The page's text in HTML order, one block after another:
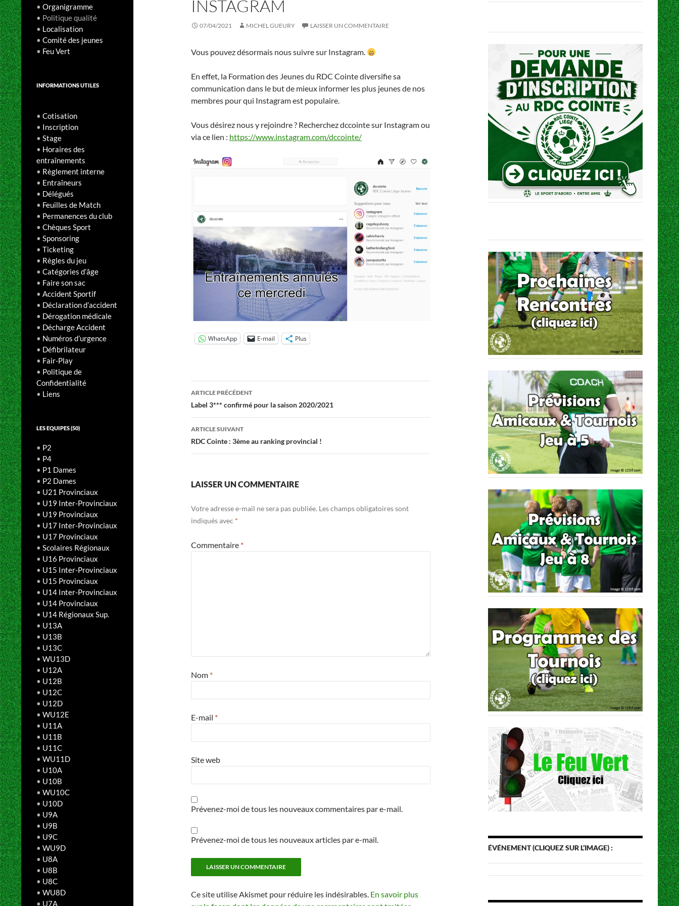
INSTAGRAM
07/04/2021 MICHEL GUEURY LAISSER UN COMMENTAIRE
Vous pouvez désormais nous suivre sur Instagram.
En effet, la Formation des Jeunes du RDC Cointe diversifie sa
communication dans le but de mieux informer les plus jeunes de nos
membres pour qui Instagram est populaire.
Vous désirez nous y rejoindre ? Recherchez dccointe sur Instagram ou
via ce lien : https://www.instagram.com/dccointe/
WhatsApp E-mail Plus
Navigation
des
articles
ARTICLE PRÉCÉDENT
Label 3*** confirmé pour la saison 2020/2021
ARTICLE SUIVANT
RDC Cointe : 3ème au ranking provincial !
LAISSER UN COMMENTAIRE
Votre adresse e-mail ne sera pas publiée. Les champs obligatoires sont
indiqués avec *
Commentaire *
Nom *
E-mail *
Site web
Prévenez-moi de tous les nouveaux commentaires par e-mail.
Prévenez-moi de tous les nouveaux articles par e-mail.
Ce site utilise Akismet pour réduire les indésirables. En savoir plus
ÉVÉNEMENT (CLIQUEZ SUR L’IMAGE) :
• Organigramme
• Politique qualité
• Localisation
• Comité des jeunes
• Feu Vert
INFORMATIONS UTILES
• Cotisation
• Inscription
• Stage
• Horaires des
entraînements
• Règlement interne
• Entraîneurs
• Délégués
• Feuilles de Match
• Permanences du club
• Chèques Sport
• Sponsoring
• Ticketing
• Règles du jeu
• Catégories d’âge
• Faire son sac
• Accident Sportif
• Déclaration d’accident
• Dérogation médicale
• Décharge Accident
• Numéros d’urgence
• Défibrilateur
• Fair-Play
• Politique de
Confidentialité
• Liens
LES EQUIPES (50)
• P2
• P4
• P1 Dames
• P2 Dames
• U21 Provinciaux
• U19 Inter-Provinciaux
• U19 Provinciaux
• U17 Inter-Provinciaux
• U17 Provinciaux
• Scolaires Régionaux
• U16 Provinciaux
• U15 Inter-Provinciaux
• U15 Provinciaux
• U14 Inter-Provinciaux
• U14 Provinciaux
• U14 Régionaux Sup.
• U13A
• U13B
• U13C
• WU13D
• U12A
• U12B
• U12C
• U12D
• WU12E
• U11A
• U11B
• U11C
• WU11D
• U10A
• U10B
• WU10C
• U10D
• U9A
• U9B
• U9C
• WU9D
• U8A
• U8B
• U8C
• WU8D
• U7A